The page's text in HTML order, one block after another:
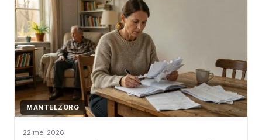
MANTELZORG
22 mei 2026